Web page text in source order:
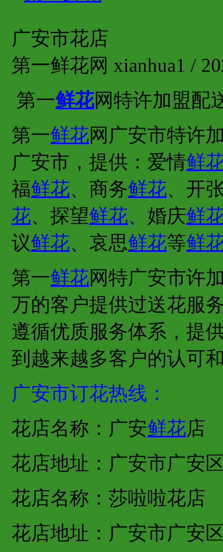
广安市花店
第一鲜花网 xianhua1 /
第一鲜花网特许加盟
第一鲜花网广安市特许
广安市，提供：爱情鲜
福鲜花、商务鲜花、开
花、探望鲜花、婚庆鲜
议鲜花、哀思鲜花等鲜
第一鲜花网特广安市许
万的客户提供过送花服
遵循优质服务体系，提
到越来越多客户的认可
广安市订花热线：
花店名称：广安鲜花店
花店地址：广安市广安
花店名称：莎啦啦花店
花店地址：广安市广安